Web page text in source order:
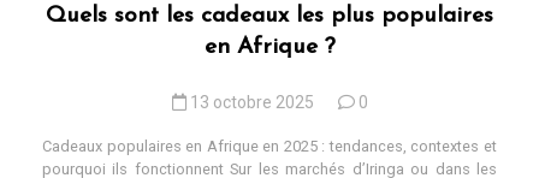
Quels sont les cadeaux les plus populaires
en Afrique ?
13 octobre 2025 0
Cadeaux populaires en Afrique en 2025 : tendances, contextes et
pourquoi ils fonctionnent Sur les marchés d’Iringa ou dans les